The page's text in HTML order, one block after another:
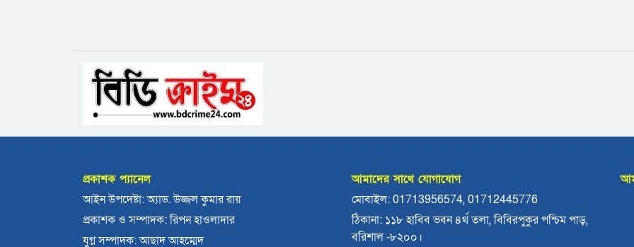
প্রকাশক প্যানেল
আইন উপদেষ্টা: অ্যাড. উজ্জল কুমার রায়
প্রকাশক ও সম্পাদক: রিপন হাওলাদার
যুগ্ন সম্পাদক: আছাদ আহম্মেদ
আমাদের সাথে যোগাযোগ
মোবাইল: 01713956574, 01712445776
ঠিকানা: ১১৮ হাবিব ভবন ৪র্থ তলা, বিবিরপুকুর পশ্চিম পাড়,
বরিশাল -৮২০০।